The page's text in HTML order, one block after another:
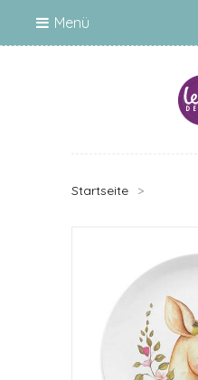
Menü
Startseite >